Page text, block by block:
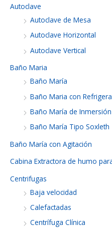
Autoclave
Autoclave de Mesa
Autoclave Horizontal
Autoclave Vertical
Baño Maria
Baño María
Baño Maria con
Baño María de
Baño María Tipo Soxleth
Baño María con Agitación
Cabina Extractora de humo
Centrifugas
Baja velocidad
Calefactadas
Centrífuga Clínica